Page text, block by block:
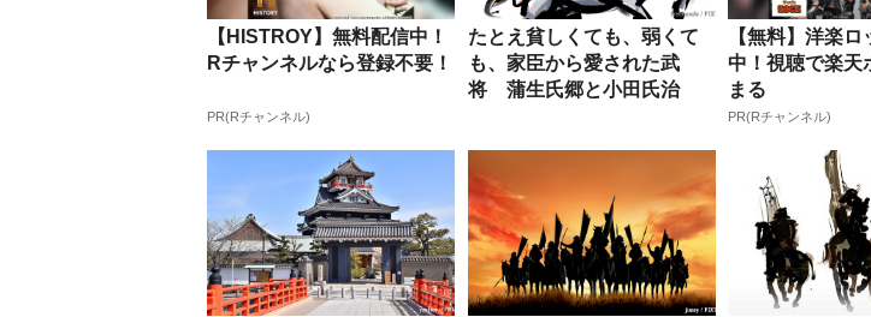
【HISTROY】無料配信中！
Rチャンネルなら登録不要！
PR(Rチャンネル)
たとえ貧しくても、弱くて
も、家臣から愛された武
将 蒲生氏郷と小田氏治
【無料】洋楽
中！視聴で楽天
まる
PR(Rチャンネル)